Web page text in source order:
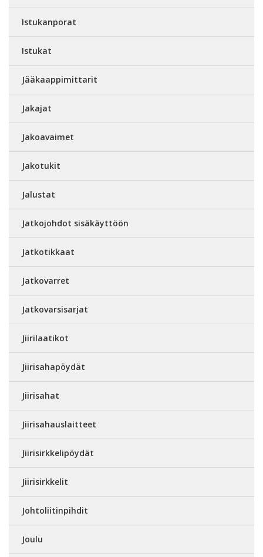
Istukanporat
Istukat
Jääkaappimittarit
Jakajat
Jakoavaimet
Jakotukit
Jalustat
Jatkojohdot sisäkäyttöön
Jatkotikkaat
Jatkovarret
Jatkovarsisarjat
Jiirilaatikot
Jiirisahapöydät
Jiirisahat
Jiirisahauslaitteet
Jiirisirkkelipöydät
Jiirisirkkelit
Johtoliitinpihdit
Joulu